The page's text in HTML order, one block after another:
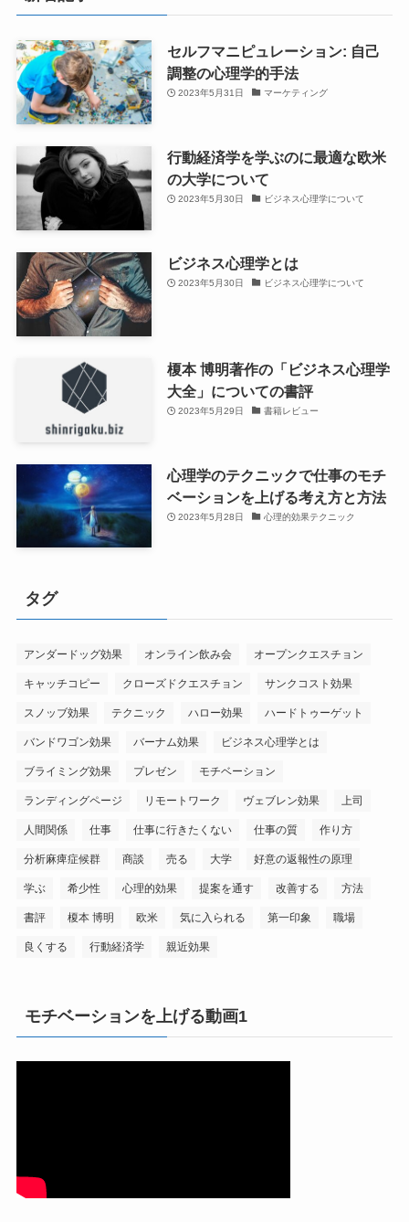
セルフマニピュレーション: 自己
調整の心理学的手法
2023年5月31日 マーケティング
行動経済学を学ぶのに最適な欧米
の大学について
2023年5月30日 ビジネス心理学について
ビジネス心理学とは
2023年5月30日 ビジネス心理学について
榎本 博明著作の「ビジネス心理学
大全」についての書評
2023年5月29日 書籍レビュー
心理学のテクニックで仕事のモチ
ベーションを上げる考え方と方法
2023年5月28日 心理的効果テクニック
タグ
アンダードッグ効果 オンライン飲み会 オープンクエスチョン
キャッチコピー クローズドクエスチョン サンクコスト効果
スノッブ効果 テクニック ハロー効果 ハードトゥーゲット
バンドワゴン効果 バーナム効果 ビジネス心理学とは
ブライミング効果 プレゼン モチベーション
ランディングページ リモートワーク ヴェブレン効果 上司
人間関係 仕事 仕事に行きたくない 仕事の質 作り方
分析麻痺症候群 商談 売る 大学 好意の返報性の原理
学ぶ 希少性 心理的効果 提案を通す 改善する 方法
書評 榎本 博明 欧米 気に入られる 第一印象 職場
良くする 行動経済学 親近効果
モチベーションを上げる動画1